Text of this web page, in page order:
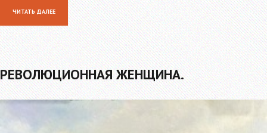
ЧИТАТЬ ДАЛЕЕ
РЕВОЛЮЦИОННАЯ ЖЕНЩИНА.